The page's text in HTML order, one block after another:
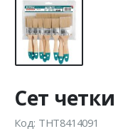
Сет четки
Код: THT8414091